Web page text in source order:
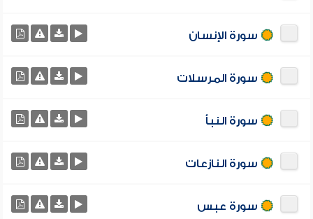
سورة الإنسان
سورة المرسلات
سورة النبأ
سورة النازعات
سورة عبس